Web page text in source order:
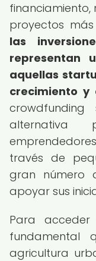
proyectos
las
representan
aquellas
crecimiento y
alternativa
través de
gran número
apoyar sus
Para
fundamental
agricultura